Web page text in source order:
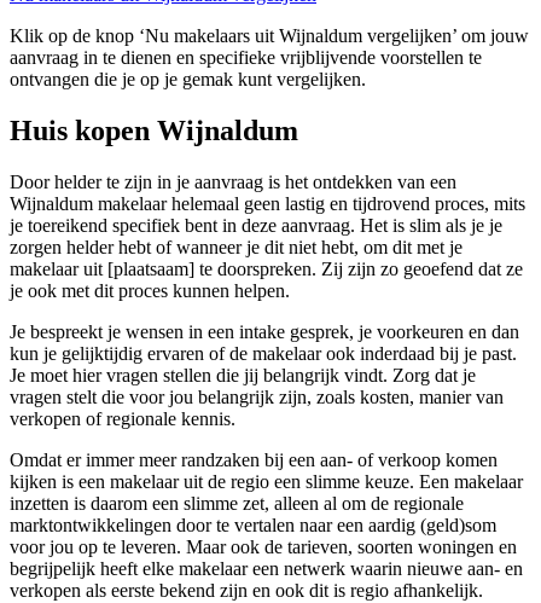
Klik op de knop ‘Nu makelaars uit Wijnaldum vergelijken’ om jouw
aanvraag in te dienen en specifieke vrijblijvende voorstellen te
ontvangen die je op je gemak kunt vergelijken.
Huis kopen Wijnaldum
Door helder te zijn in je aanvraag is het ontdekken van een
Wijnaldum makelaar helemaal geen lastig en tijdrovend proces, mits
je toereikend specifiek bent in deze aanvraag. Het is slim als je je
zorgen helder hebt of wanneer je dit niet hebt, om dit met je
makelaar uit [plaatsaam] te doorspreken. Zij zijn zo geoefend dat ze
je ook met dit proces kunnen helpen.
Je bespreekt je wensen in een intake gesprek, je voorkeuren en dan
kun je gelijktijdig ervaren of de makelaar ook inderdaad bij je past.
Je moet hier vragen stellen die jij belangrijk vindt. Zorg dat je
vragen stelt die voor jou belangrijk zijn, zoals kosten, manier van
verkopen of regionale kennis.
Omdat er immer meer randzaken bij een aan- of verkoop komen
kijken is een makelaar uit de regio een slimme keuze. Een makelaar
inzetten is daarom een slimme zet, alleen al om de regionale
marktontwikkelingen door te vertalen naar een aardig (geld)som
voor jou op te leveren. Maar ook de tarieven, soorten woningen en
begrijpelijk heeft elke makelaar een netwerk waarin nieuwe aan- en
verkopen als eerste bekend zijn en ook dit is regio afhankelijk.